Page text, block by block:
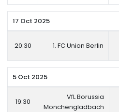
17 Oct 2025
20:30 1. FC Union Berlin
5 Oct 2025
19:30
VfL Borussia
Mönchengladbach